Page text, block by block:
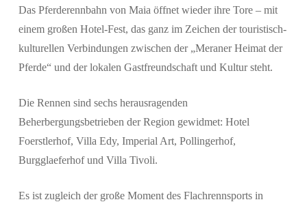
Suchen
Das Pferderennbahn von Maia öffnet wieder ihre Tore – mit
einem großen Hotel-Fest, das ganz im Zeichen der touristisch-
kulturellen Verbindungen zwischen der „Meraner Heimat der
Pferde“ und der lokalen Gastfreundschaft und Kultur steht.
Die Rennen sind sechs herausragenden
Beherbergungsbetrieben der Region gewidmet: Hotel
Foerstlerhof, Villa Edy, Imperial Art, Pollingerhof,
Burgglaeferhof und Villa Tivoli.
Es ist zugleich der große Moment des Flachrennsports in